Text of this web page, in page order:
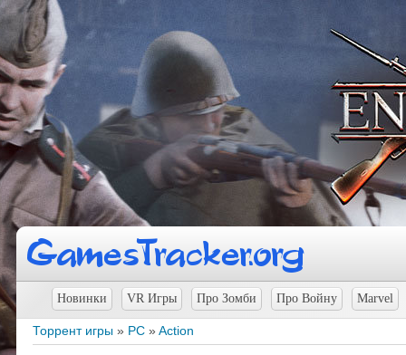
Новинки VR Игры Про Зомби Про Войну Marvel
Торрент игры » PC »Action